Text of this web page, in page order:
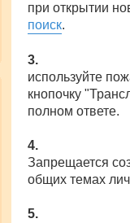
при открытии
поиск.
3.
используйте
кнопочку
полном ответе.
4.
Запрещается
общих темах
5.